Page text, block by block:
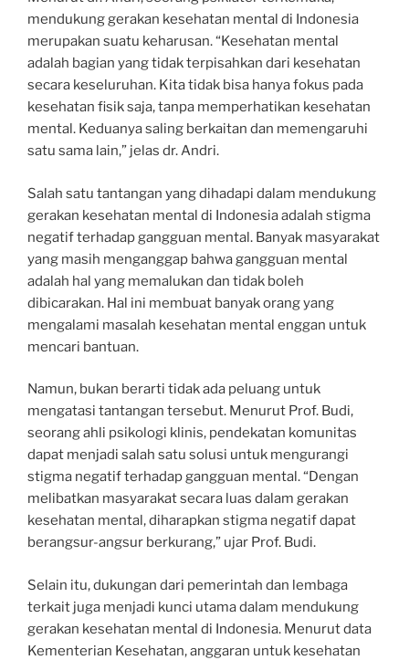
mendukung gerakan kesehatan mental di Indonesia
merupakan suatu keharusan. “Kesehatan mental
adalah bagian yang tidak terpisahkan dari kesehatan
secara keseluruhan. Kita tidak bisa hanya fokus pada
kesehatan fisik saja, tanpa memperhatikan kesehatan
mental. Keduanya saling berkaitan dan memengaruhi
satu sama lain,” jelas dr. Andri.
Salah satu tantangan yang dihadapi dalam mendukung
gerakan kesehatan mental di Indonesia adalah stigma
negatif terhadap gangguan mental. Banyak masyarakat
yang masih menganggap bahwa gangguan mental
adalah hal yang memalukan dan tidak boleh
dibicarakan. Hal ini membuat banyak orang yang
mengalami masalah kesehatan mental enggan untuk
mencari bantuan.
Namun, bukan berarti tidak ada peluang untuk
mengatasi tantangan tersebut. Menurut Prof. Budi,
seorang ahli psikologi klinis, pendekatan komunitas
dapat menjadi salah satu solusi untuk mengurangi
stigma negatif terhadap gangguan mental. “Dengan
melibatkan masyarakat secara luas dalam gerakan
kesehatan mental, diharapkan stigma negatif dapat
berangsur-angsur berkurang,” ujar Prof. Budi.
Selain itu, dukungan dari pemerintah dan lembaga
terkait juga menjadi kunci utama dalam mendukung
gerakan kesehatan mental di Indonesia. Menurut data
Kementerian Kesehatan, anggaran untuk kesehatan